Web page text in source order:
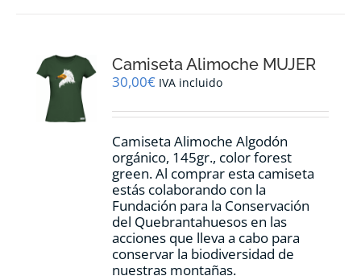
se
pueden
en
página
de
producto
Camiseta Alimoche MUJER
30,00€ IVA incluido
Camiseta Alimoche Algodón
orgánico, 145gr., color forest
green. Al comprar esta camiseta
estás colaborando con la
Fundación para la Conservación
del Quebrantahuesos en las
acciones que lleva a cabo para
conservar la biodiversidad de
nuestras montañas.